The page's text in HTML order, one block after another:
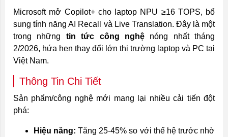
Microsoft mở Copilot+ cho laptop NPU ≥16 TOPS, bổ
sung tính năng AI Recall và Live Translation. Đây là một
trong những tin tức công nghệnóng nhất tháng
2/2026, hứa hẹn thay đổi lớn thị trường laptop và PC tại
Việt Nam.
Thông Tin Chi Tiết
Sản phẩm/công nghệ mới mang lại nhiều cải tiến đột
phá:
Hiệu năng: Tăng 25-45% so với thế hệ trước nhờ